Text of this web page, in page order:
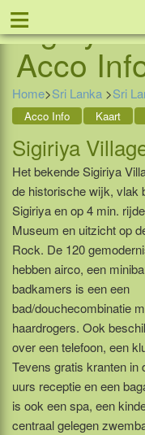
≡
Sigiriya
Acco
Home>Sri Lanka >Sri
Acco Info Kaart
Sigiriya
Het bekende Sigiriya
de historische wijk, vlak
Sigiriya en op 4 min.
Museum en uitzicht op
Rock. De 120
hebben airco, een
badkamers is een een
bad/douchecombinatie
haardrogers. Ook
over een telefoon, een
Tevens gratis kranten in
uurs receptie en een
is ook een spa, een
centraal gelegen